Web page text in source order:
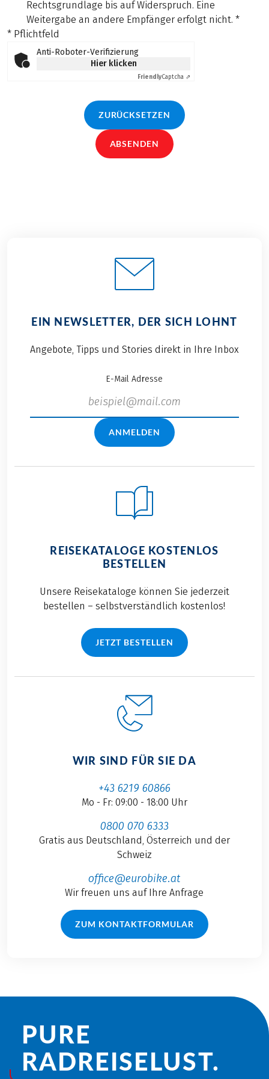
Rechtsgrundlage bis auf Widerspruch. Eine
Weitergabe an andere Empfänger erfolgt nicht. *
* Pflichtfeld
Anti-Roboter-Verifizierung
Hier klicken
FriendlyCaptcha ⇗
ZURÜCKSETZEN
ABSENDEN
EIN NEWSLETTER, DER SICH LOHNT
Angebote, Tipps und Stories direkt in Ihre Inbox
E-Mail Adresse
ANMELDEN
REISEKATALOGE KOSTENLOS
BESTELLEN
Unsere Reisekataloge können Sie jederzeit
bestellen – selbstverständlich kostenlos!
JETZT BESTELLEN
WIR SIND FÜR SIE DA
+43 6219 60866
Mo - Fr: 09:00 - 18:00 Uhr
0800 070 6333
Gratis aus Deutschland, Österreich und der
Schweiz
office@eurobike.at
Wir freuen uns auf Ihre Anfrage
ZUM KONTAKTFORMULAR
PURE
RADREISE­LUST.